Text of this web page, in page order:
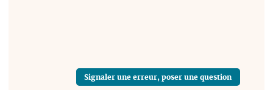
Signaler une erreur, poser une question